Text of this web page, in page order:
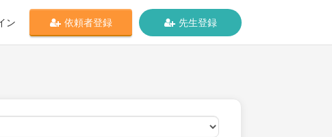
ン 依頼者登録 先生登録